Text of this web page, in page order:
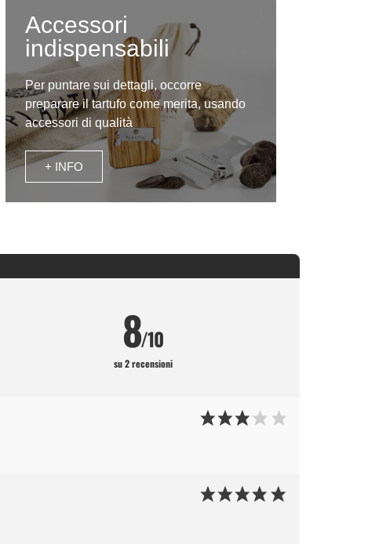
Accessori
indispensabili
Per puntare sui dettagli, occorre
preparare il tartufo come merita, usando
accessori di qualità
+ INFO
8/10
su 2 recensioni